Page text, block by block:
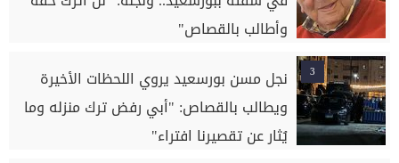
وأطالب بالقصاص"
3
نجل مسن بورسعيد يروي اللحظات الأخيرة
ويطالب بالقصاص: "أبي رفض ترك منزله وما
يُثار عن تقصيرنا افتراء"